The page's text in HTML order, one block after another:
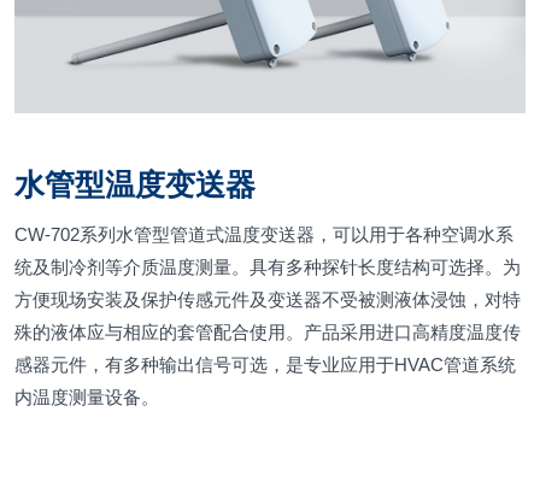
水管型温度变送器
CW-702系列水管型管道式温度变送器，可以用于各种空调水系
统及制冷剂等介质温度测量。具有多种探针长度结构可选择。为
方便现场安装及保护传感元件及变送器不受被测液体浸蚀，对特
殊的液体应与相应的套管配合使用。产品采用进口高精度温度传
感器元件，有多种输出信号可选，是专业应用于HVAC管道系统
内温度测量设备。